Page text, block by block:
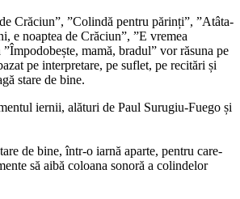
Crăciun”, ”Colindă pentru părinți”, ”Atâta-
e noaptea de Crăciun”, ”E vremea
mamă, bradul” vor răsuna pe
pe interpretare, pe suflet, pe recitări și
stare de bine.
iernii, alături de Paul Surugiu-Fuego și
de bine, într-o iarnă aparte, pentru care-
să aibă coloana sonoră a colindelor